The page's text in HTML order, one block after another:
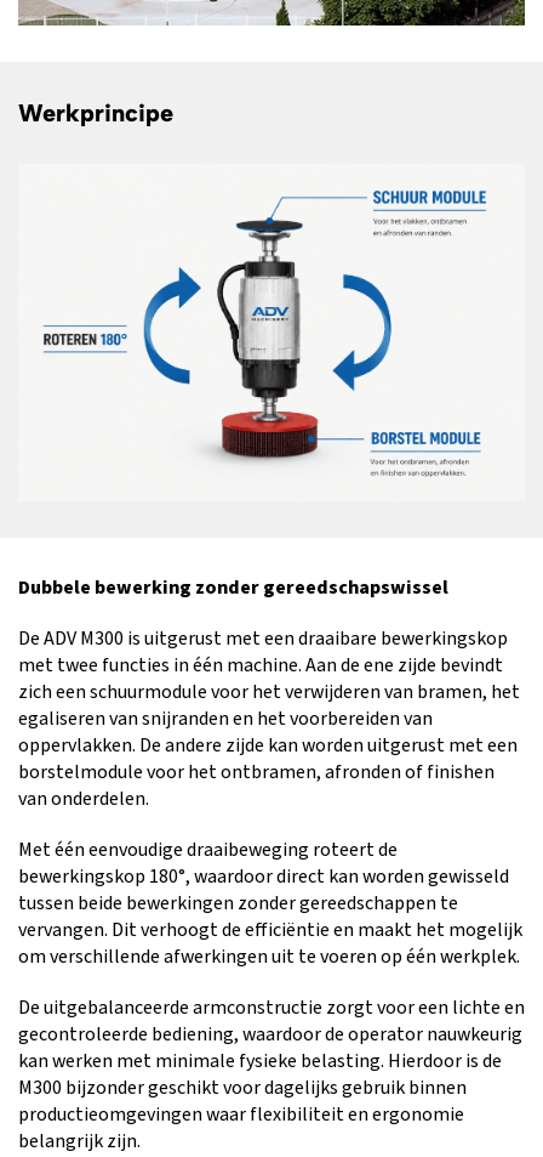
Werkprincipe
Dubbele bewerking zonder gereedschapswissel
De ADV M300 is uitgerust met een draaibare bewerkingskop
met twee functies in één machine. Aan de ene zijde bevindt
zich een schuurmodule voor het verwijderen van bramen, het
egaliseren van snijranden en het voorbereiden van
oppervlakken. De andere zijde kan worden uitgerust met een
borstelmodule voor het ontbramen, afronden of finishen
van onderdelen.
Met één eenvoudige draaibeweging roteert de
bewerkingskop 180°, waardoor direct kan worden gewisseld
tussen beide bewerkingen zonder gereedschappen te
vervangen. Dit verhoogt de efficiëntie en maakt het mogelijk
om verschillende afwerkingen uit te voeren op één werkplek.
De uitgebalanceerde armconstructie zorgt voor een lichte en
gecontroleerde bediening, waardoor de operator nauwkeurig
kan werken met minimale fysieke belasting. Hierdoor is de
M300 bijzonder geschikt voor dagelijks gebruik binnen
productieomgevingen waar flexibiliteit en ergonomie
belangrijk zijn.